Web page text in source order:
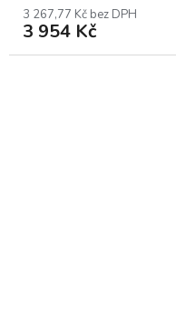
3 267,77 Kč bez DPH
3 954 Kč